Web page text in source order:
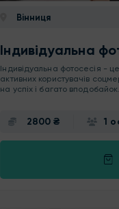
Вінниця
Індивідуальна
Індивідуальна фотосесія -
активних користувачів
на успіх і багато вподобайок.
2800 ₴ 1